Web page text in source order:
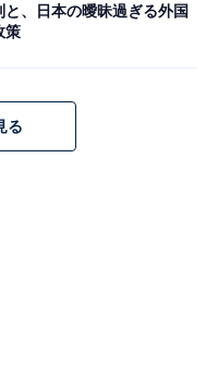
と、日本の曖昧過ぎる外国
策
る